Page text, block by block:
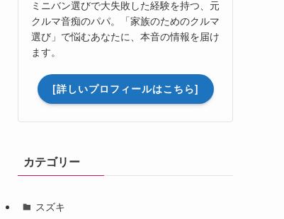
ミニバン選びで大失敗した経験を持つ、元
クルマ音痴のパパ。「家族のためのクルマ
選び」で悩むあなたに、本音の情報を届け
ます。
[詳しいプロフィールはこちら]
カテゴリー
スズキ